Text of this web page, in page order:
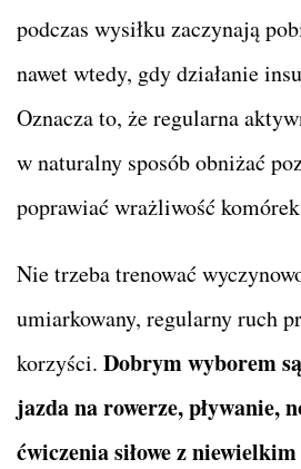
podczas wysiłku zaczynają
nawet wtedy, gdy działanie
Oznacza to, że regularna
w naturalny sposób obniżać
poprawiać wrażliwość
Nie trzeba trenować
umiarkowany, regularny ruch
korzyści. Dobrym wyborem
jazda na rowerze, pływanie,
ćwiczenia siłowe z